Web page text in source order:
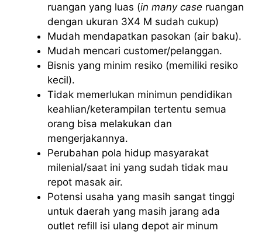
ruangan yang luas (in many case ruangan
dengan ukuran 3X4 M sudah cukup)
Mudah mendapatkan pasokan (air baku).
Mudah mencari customer/pelanggan.
Bisnis yang minim resiko (memiliki resiko
kecil).
Tidak memerlukan minimun pendidikan
keahlian/keterampilan tertentu semua
orang bisa melakukan dan
mengerjakannya.
Perubahan pola hidup masyarakat
milenial/saat ini yang sudah tidak mau
repot masak air.
Potensi usaha yang masih sangat tinggi
untuk daerah yang masih jarang ada
outlet refill isi ulang depot air minum